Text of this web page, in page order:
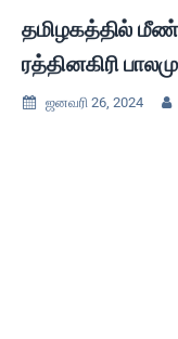
தமிழகத்தில்
ரத்தினகிரி
 ஜனவரி 26, 2024 